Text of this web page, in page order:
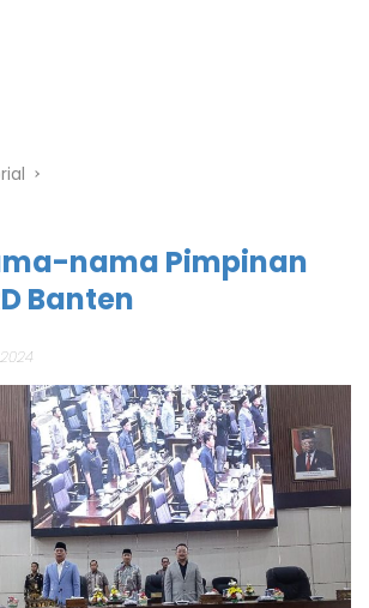
nama Pimpinan
Banten